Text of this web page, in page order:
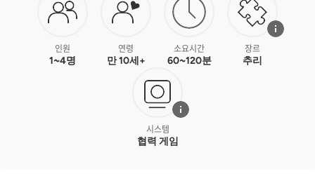
인원
1~4명
연령
만 10세+
소요시간
60~120분
장르
추리
시스템
협력 게임